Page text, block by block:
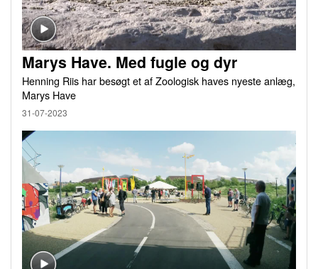
Marys Have. Med fugle og dyr
Henning Riis har besøgt et af Zoologisk haves nyeste anlæg,
Marys Have
31-07-2023